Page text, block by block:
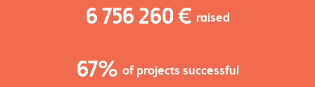
6 756 260 € raised
67% of projects successful